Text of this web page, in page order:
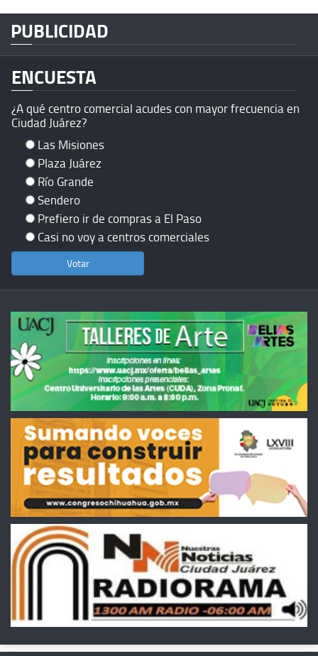
PUBLICIDAD
ENCUESTA
¿A qué centro comercial acudes con mayor frecuencia en
Ciudad Juárez?
Las Misiones
Plaza Juárez
Río Grande
Sendero
Prefiero ir de compras a El Paso
Casi no voy a centros comerciales